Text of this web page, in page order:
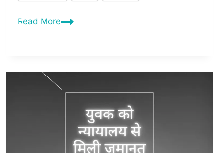
Read More